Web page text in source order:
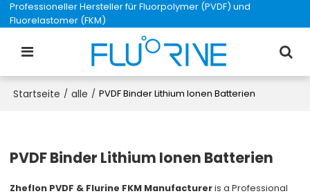
Professioneller Hersteller für Fluorpolymer (PVDF) und
Fluorelastomer (FKM)
Startseite / alle / PVDF Binder Lithium Ionen Batterien
PVDF Binder Lithium Ionen Batterien
Zheflon PVDF & Flurine FKM Manufactureris a Professional